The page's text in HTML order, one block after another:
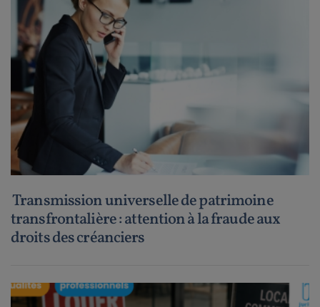
Transmission universelle de patrimoine
transfrontalière : attention à la fraude aux
droits des créanciers